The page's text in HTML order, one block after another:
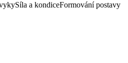
Síla a kondiceFormování postavy